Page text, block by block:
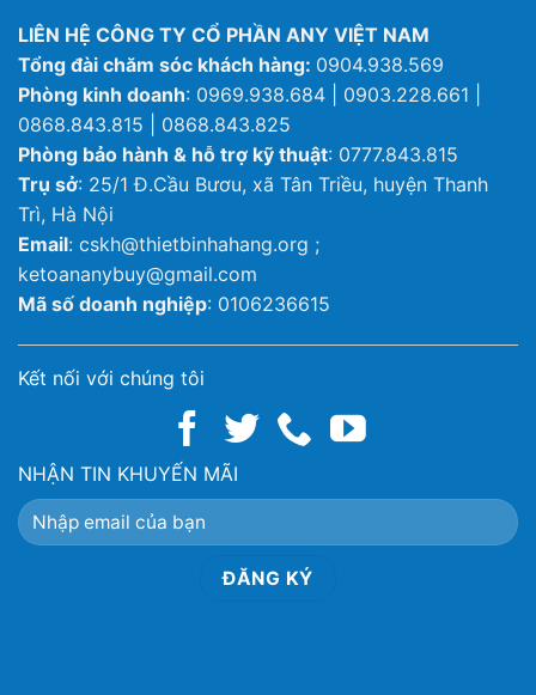
LIÊN HỆ CÔNG TY CỔ PHẦN ANY VIỆT NAM
Tổng đài chăm sóc khách hàng: 0904.938.569
Phòng kinh doanh: 0969.938.684 | 0903.228.661 |
0868.843.815 | 0868.843.825
Phòng bảo hành & hỗ trợ kỹ thuật: 0777.843.815
Trụ sở: 25/1 Đ.Cầu Bươu, xã Tân Triều, huyện Thanh
Trì, Hà Nội
Email: cskh@thietbinhahang.org ;
ketoananybuy@gmail.com
Mã số doanh nghiệp: 0106236615
Kết nối với chúng tôi
NHẬN TIN KHUYẾN MÃI